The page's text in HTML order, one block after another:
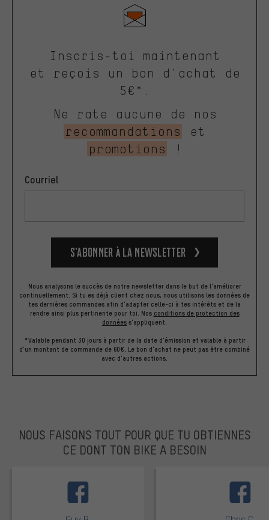
Inscris-toi maintenant
et reçois un bon d'achat de
5€*.
Ne rate aucune de nos
recommandations
et
promotions
!
Courriel
S’abonner à la newsletter
Nous analysons le succès de notre newsletter dans le but de l'améliorer
continuellement. Si tu es déjà client chez nous, nous utilisons les données de
tes dernières commandes afin d'adapter celle-ci à tes intérêts et de la
rendre ainsi plus pertinente pour toi. Nos conditions de protection des
données s'appliquent.
*Valable pendant 30 jours à partir de la date d'émission et valable à partir
d'un montant de commande de 60€. Le bon d'achat ne peut pas être combiné
avec d'autres actions.
NOUS FAISONS TOUT POUR QUE TU OBTIENNES
CE DONT TON BIKE A BESOIN